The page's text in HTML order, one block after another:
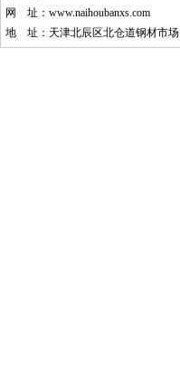
网 址： www.naihoubanxs.com
地 址：天津北辰区北仓道钢材市场